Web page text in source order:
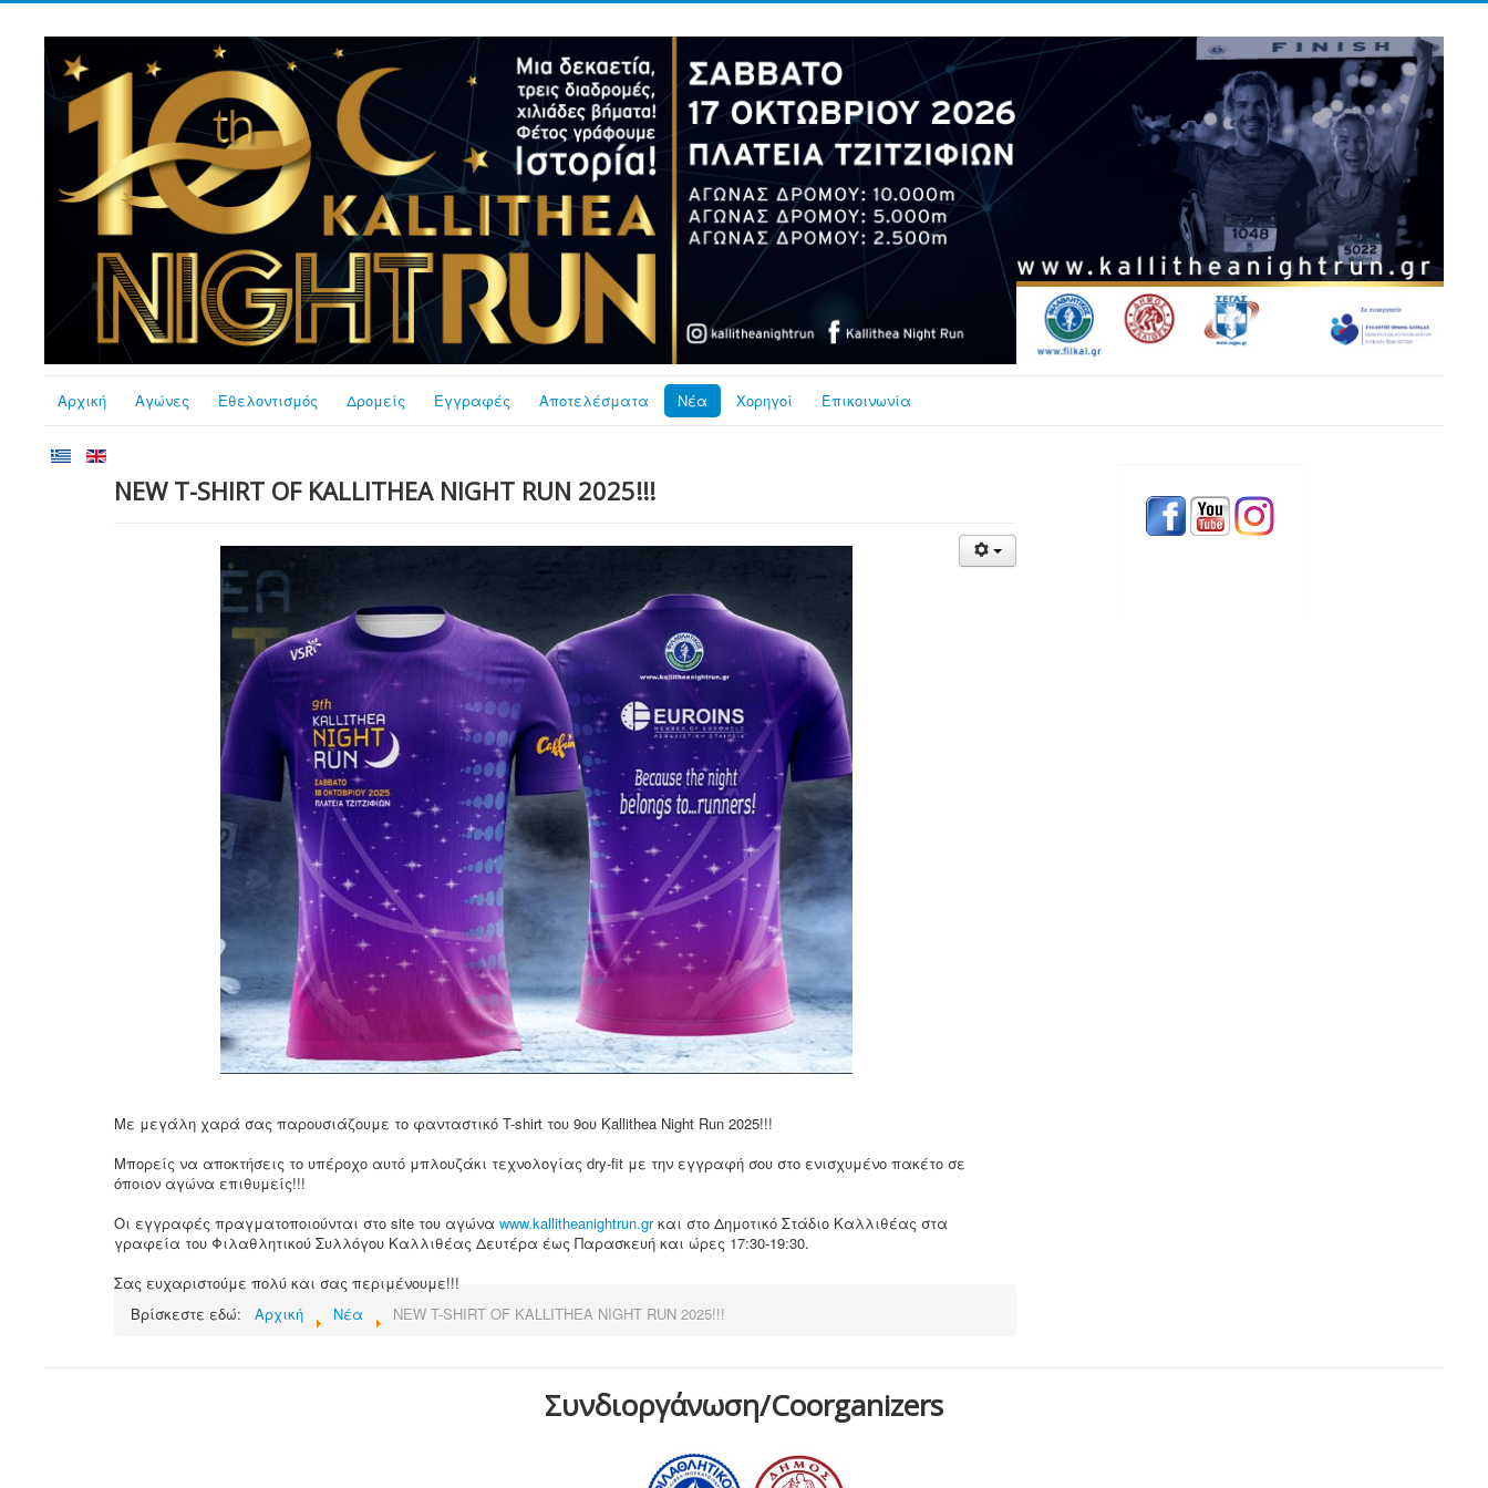
Αρχική Αγώνες Εθελοντισμός Δρομείς Εγγραφές Αποτελέσματα Νέα Χορηγοί Επικοινωνία
NEW T-SHIRT OF KALLITHEA NIGHT RUN 2025!!!
Με μεγάλη χαρά σας παρουσιάζουμε το φανταστικό T-shirt του 9ου Kallithea Night Run 2025!!!
Μπορείς να αποκτήσεις το υπέροχο αυτό μπλουζάκι τεχνολογίας dry-fit με την εγγραφή σου στο ενισχυμένο πακέτο σε
όποιον αγώνα επιθυμείς!!!
Οι εγγραφές πραγματοποιούνται στο site του αγώναwww.kallitheanightrun.grκαι στο Δημοτικό Στάδιο Καλλιθέας στα
γραφεία του Φιλαθλητικού Συλλόγου Καλλιθέας Δευτέρα έως Παρασκευή και ώρες 17:30-19:30.
Σας ευχαριστούμε πολύ και σας περιμένουμε!!!
Βρίσκεστε εδώ:
Αρχική Νέα NEW T-SHIRT OF KALLITHEA NIGHT RUN 2025!!!
Συνδιοργάνωση/Coorganizers